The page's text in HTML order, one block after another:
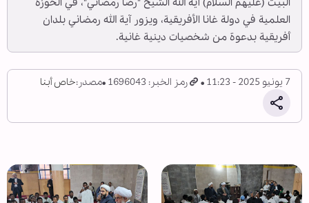
البيت (عليهم السلام) آية الله الشيخ "رضا رمضاني"، في الحوزة
العلمية في دولة غانا الأفريقية، ويزور آية الله رمضاني بلدان
أفريقية بدعوة من شخصيات دينية غانية.
7 يونيو 2025 - 11:23 رمز الخبر: 1696043 مصدر:خاص أبنا